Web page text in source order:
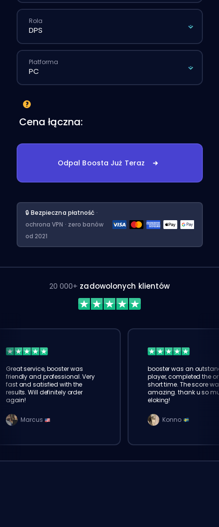
Rola
Platforma
Cena łączna:
Odpal Boosta Już Teraz
🔒 Bezpieczna płatność ·
ochrona VPN · zero banów
od 2021
20 000+ zadowolonych klientów
Great service, booster was
friendly and professional. Very
fast and satisfied with the
results. Will definitely order
again!
Marcus
booster was an
player, completed the
short time. The score
amazing. thank u so
eloking!
Konno